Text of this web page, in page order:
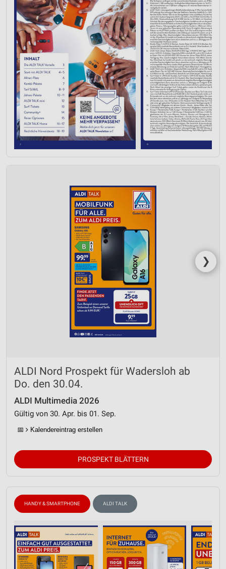
❯
ALDI Nord Prospekt für Wadersloh ab
Do. den 30.04.
ALDI Multimedia 2026
Gültig von 30. Apr. bis 01. Sep.
📅 Kalendereintrag erstellen
PROSPEKT BLÄTTERN
HANDY & SMARTPHONE ALDI TALK